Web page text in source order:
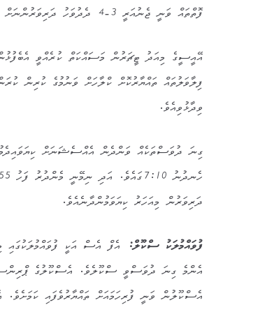
ފޮތްތައް ވަނީ ޖެނުއަރީ 3-4 ދެދުވަހު ދަރިވަރުންނަށް ދޫކޮށްފައެވެ.
އޭއީސީގެ މިއަދު ޓީޗަރުން މަސައްކަތް ކުރެއްވީ
ފިލާވަލުތައް ތައްޔާރުކޮށް ކްލާހަށް ވަނުމުގެ ކުރިން
ވިދާޅުވިއެވެ.
ގިނަ ދުވަސްތަކެއް ވަންދެން އެއްސެޝަނަށް
ދަރިވަރުން މިއަހަރު ކިޔަވަމުންދާނެއެވެ.
ފުވައްމުލަކު ސްކޫލް: އެފް އެސް އަކީ
އެންމެ ގިނަ ދުވަސްވީ ސްކޫލެވެ. އެސްކޫލުގެ
އެސްކޫލުން ވަނީ ފުރިހަމައަށް ތައްޔާރުވެފައި